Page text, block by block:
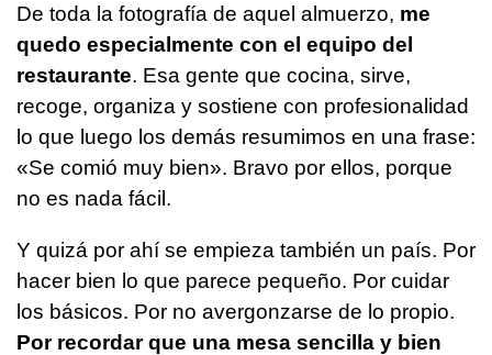
De toda la fotografía de aquel almuerzo, me
quedo especialmente con el equipo del
restaurante. Esa gente que cocina, sirve,
recoge, organiza y sostiene con profesionalidad
lo que luego los demás resumimos en una frase:
«Se comió muy bien». Bravo por ellos, porque
no es nada fácil.
Y quizá por ahí se empieza también un país. Por
hacer bien lo que parece pequeño. Por cuidar
los básicos. Por no avergonzarse de lo propio.
Por recordar que una mesa sencilla y bien